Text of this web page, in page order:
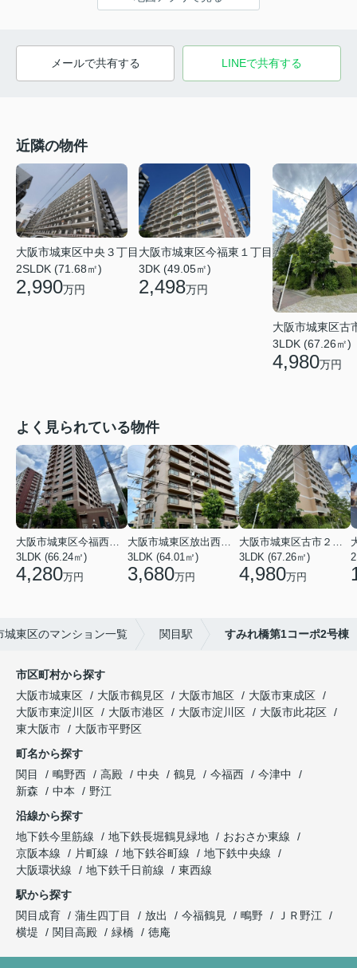
メールで共有する LINEで共有する
近隣の物件
大阪市城東区中央３丁目
2SLDK (71.68㎡)
2,990万円
大阪市城東区今福東１丁目
3DK (49.05㎡)
2,498万円
大阪市城東区古
3LDK (67.26㎡)
4,980万円
よく見られている物件
大阪市城東区今福西６丁目
3LDK (66.24㎡)
4,280万円
大阪市城東区放出西１丁目
3LDK (64.01㎡)
3,680万円
大阪市城東区古市２丁目
3LDK (67.26㎡)
4,980万円
城東区のマンション一覧 関目駅 すみれ橋第1コーポ2号棟
市区町村から探す
大阪市城東区
大阪市鶴見区 大阪市旭区
大阪市東成区
大阪市東淀川区
大阪市港区 大阪市淀川区
大阪市此花区
東大阪市
大阪市平野区
町名から探す
関目
鴫野西 高殿 中央 鶴見 今福西
今津中
新森
中本
野江
沿線から探す
地下鉄今里筋線
地下鉄長堀鶴見緑地
おおさか東線
京阪本線
片町線 地下鉄谷町線
地下鉄中央線
大阪環状線
地下鉄千日前線
東西線
駅から探す
関目成育
蒲生四丁目 放出 今福鶴見 鴫野
ＪＲ野江
横堤
関目高殿 緑橋 徳庵